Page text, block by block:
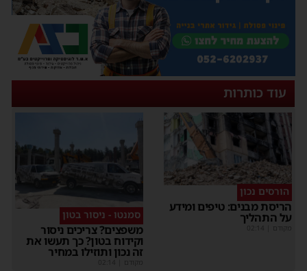
עוד כותרות
הורסים נכון
הריסת מבנים: טיפים ומידע
על התהליך סמנטו - ניסור בטון
משפצים? צריכים ניסור
וקידוח בטון? כך תעשו את
זה נכון ותוזילו במחיר